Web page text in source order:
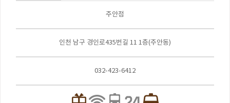
주안점
인천 남구 경인로435번길 11 1층(주안동)
032-423-6412